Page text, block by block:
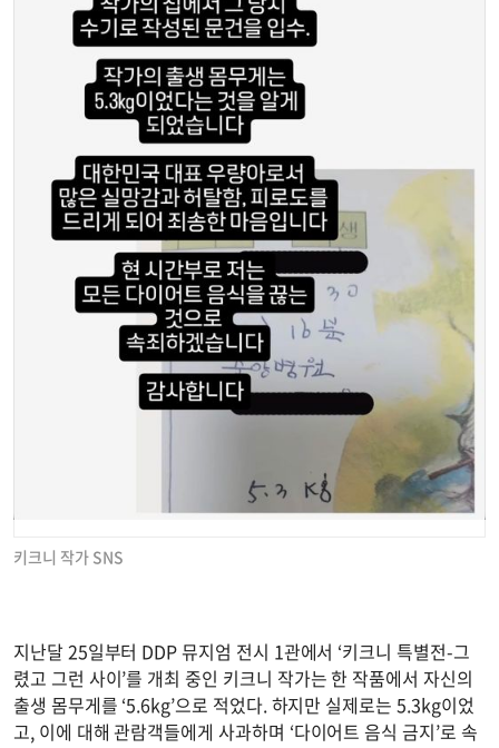
키크니 작가 SNS
지난달 25일부터 DDP 뮤지엄 전시 1관에서 ‘키크니 특별전-그
렸고 그런 사이’를 개최 중인 키크니 작가는 한 작품에서 자신의
출생 몸무게를 ‘5.6kg’으로 적었다. 하지만 실제로는 5.3kg이었
고, 이에 대해 관람객들에게 사과하며 ‘다이어트 음식 금지’로 속